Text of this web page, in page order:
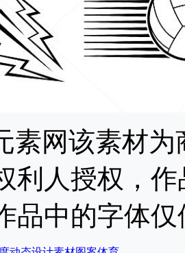
素网该素材
利人授权，
品中的字体